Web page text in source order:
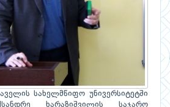
სახელმწიფო უნივერსიტეტში
ხარაზიშვილის საჯარო